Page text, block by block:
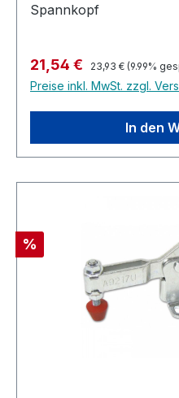
Spannkopf
Verkaufspreis:
21,54 € Regulärer Preis:
23,93 € (9.99%
Preise inkl. MwSt. zzgl.
In den
Rabatt
%